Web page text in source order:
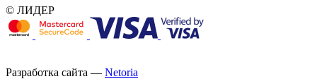
© ЛИДЕР
Разработка сайта — Netoria